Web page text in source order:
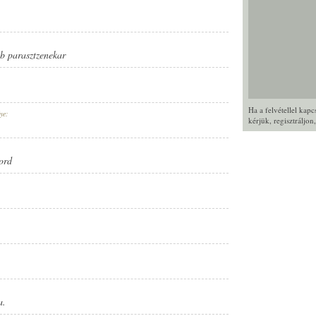
Ha a felvétellel
kérjük, regisztráljon
parasztzenekar